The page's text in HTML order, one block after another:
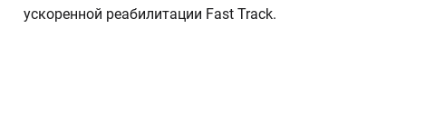
ускоренной реабилитации Fast Track.